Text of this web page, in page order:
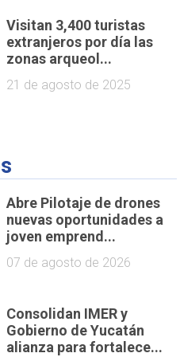
Visitan 3,400 turistas
extranjeros por día las
zonas arqueol...
21 de agosto de 2025
Abre Pilotaje de drones
nuevas oportunidades a
joven emprend...
07 de agosto de 2026
Consolidan IMER y
Gobierno de Yucatán
alianza para fortalece...